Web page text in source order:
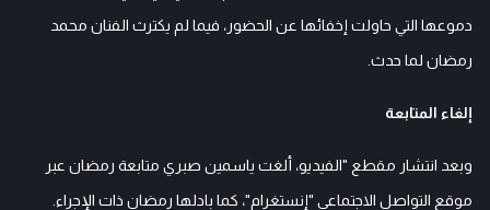
دموعها التي حاولت إخفائها عن الحضور، فيما لم يكترث الفنان محمد
رمضان لما حدث.
إلغاء المتابعة
وبعد انتشار مقطع "الفيديو، ألغت ياسمين صبري متابعة رمضان عبر
موقع التواصل الاجتماعي "إنستغرام"، كما بادلها رمضان ذات الإجراء.